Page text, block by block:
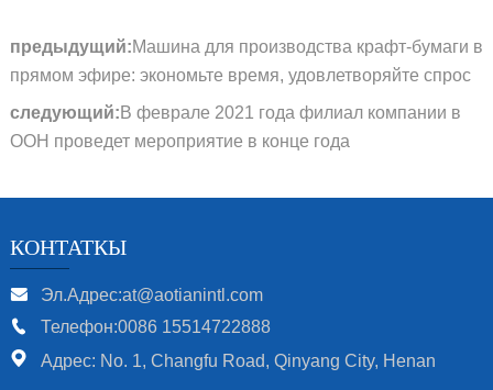
предыдущий:Машина для производства крафт-бумаги в
прямом эфире: экономьте время, удовлетворяйте спрос
следующий: В феврале 2021 года филиал компании в
ООН проведет мероприятие в конце года
КОНТАТКЫ
Эл.Адрес:at@aotianintl.com
Телефон:0086 15514722888
Адрес: No. 1, Changfu Road, Qinyang City, Henan